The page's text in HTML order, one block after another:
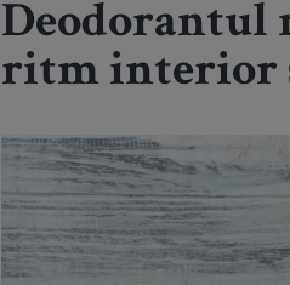
Deodorantul
ritm interior